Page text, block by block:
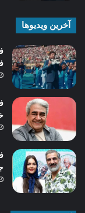
آخرین ویدیوها